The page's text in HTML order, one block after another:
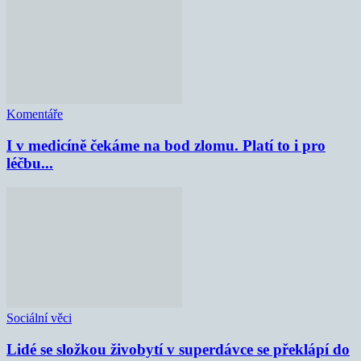
Komentáře
I v medicíně čekáme na bod zlomu. Platí to i pro
léčbu...
Sociální věci
Lidé se složkou živobytí v superdávce se překlápí do